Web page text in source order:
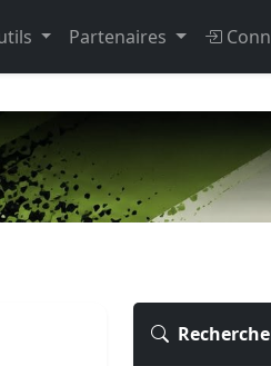
Partenaires